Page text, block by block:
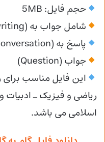
حجم فایل: 5MB
شامل جواب به (Speaking and writing)
پاسخ به (Your conversation)
جواب (Question)
این فایل مناسب
ریاضی و فیزیک ـ ادبیات
اسلامی می باشد.